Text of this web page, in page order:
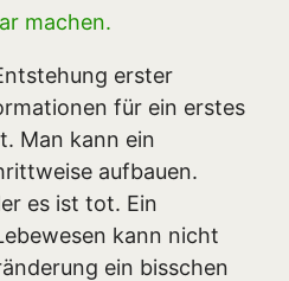
machen.
erster
für ein erstes
Man kann ein
aufbauen.
es ist tot. Ein
kann nicht
ein bisschen